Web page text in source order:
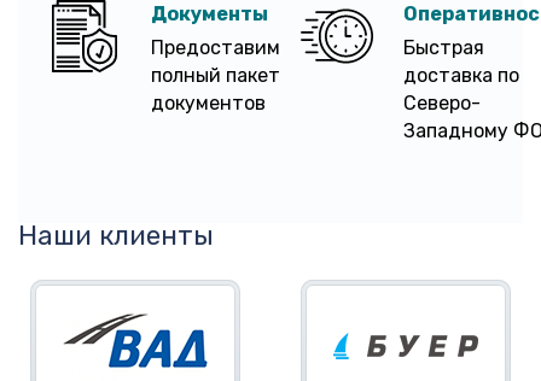
Документы
Предоставим
полный пакет
документов
Быстрая
доставка по
Северо-
Западному
Наши клиенты